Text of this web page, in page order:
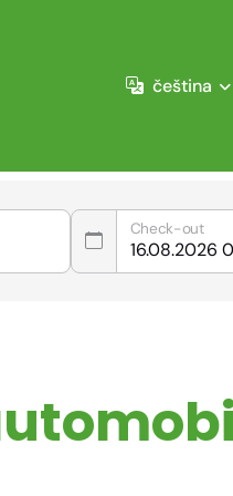
čeština
Check-out